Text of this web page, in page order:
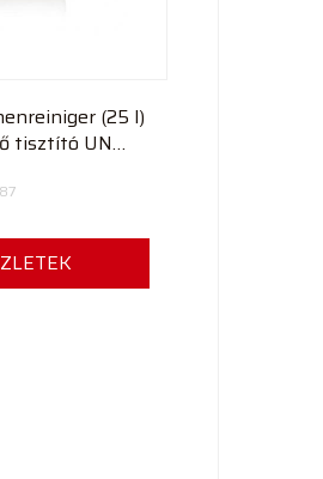
(25 l)
tisztító UN